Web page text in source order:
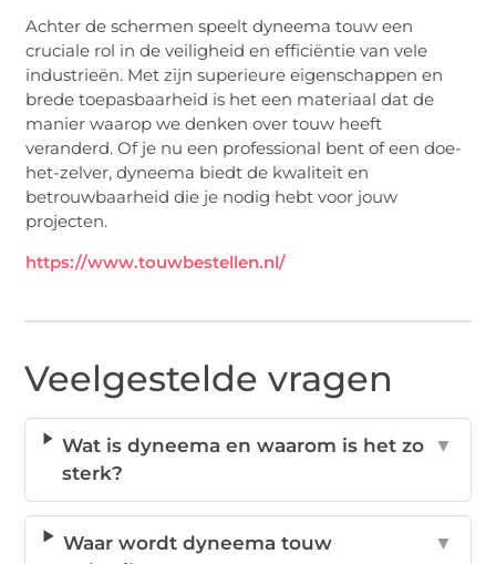
Achter de schermen speelt dyneema touw een
cruciale rol in de veiligheid en efficiëntie van vele
industrieën. Met zijn superieure eigenschappen en
brede toepasbaarheid is het een materiaal dat de
manier waarop we denken over touw heeft
veranderd. Of je nu een professional bent of een doe-
het-zelver, dyneema biedt de kwaliteit en
betrouwbaarheid die je nodig hebt voor jouw
projecten.
https://www.touwbestellen.nl/
Veelgestelde vragen
Wat is dyneema en waarom is het zo
sterk?
▼
Waar wordt dyneema touw
▼